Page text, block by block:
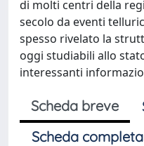
di molti centri della
secolo da eventi
spesso rivelato la
oggi studiabili allo
interessanti
Scheda breve
Scheda